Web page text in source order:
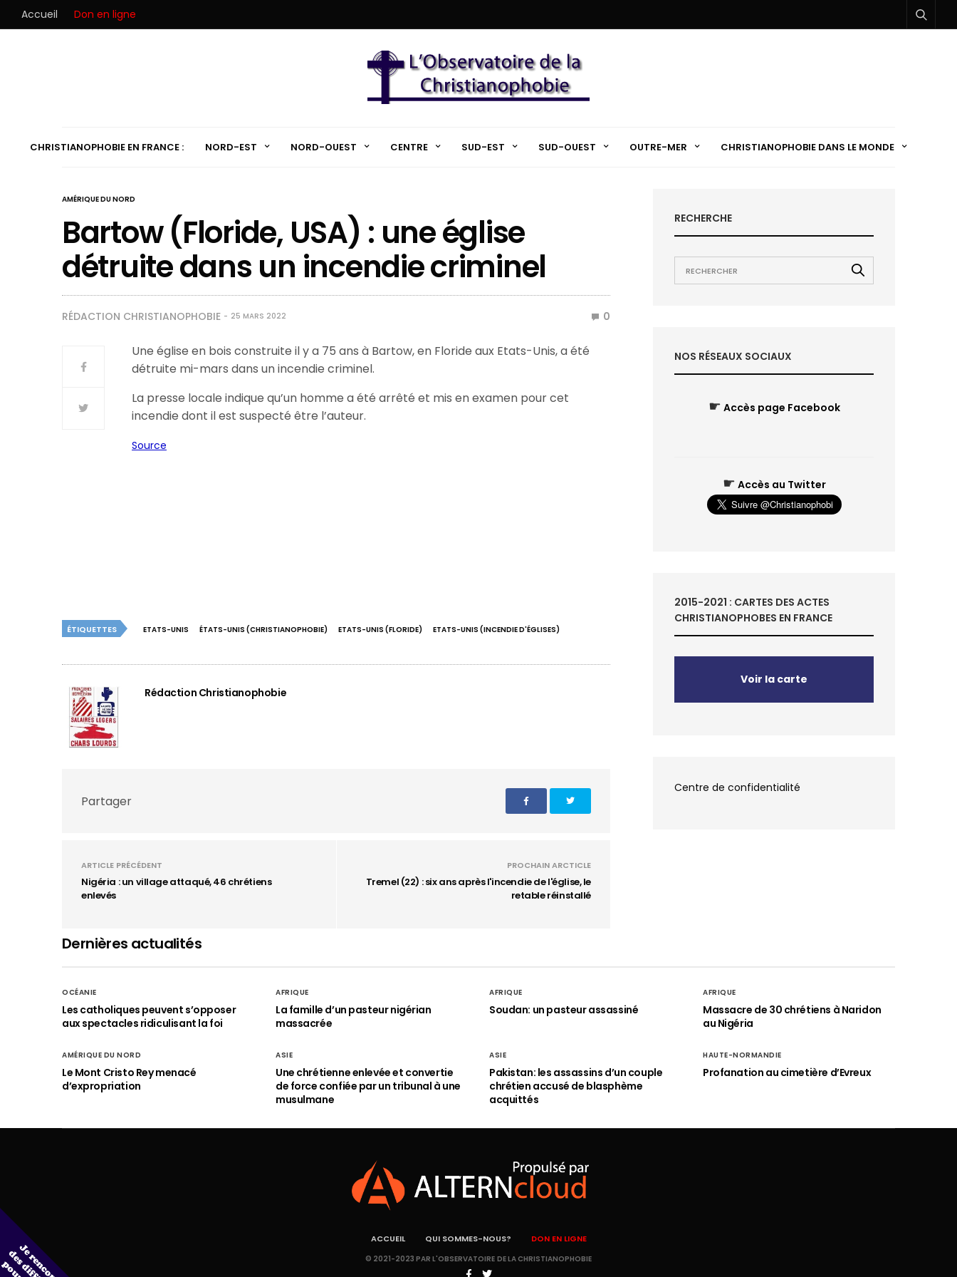
Accueil Don en ligne
CHRISTIANOPHOBIE EN FRANCE : NORD-EST NORD-OUEST CENTRE SUD-EST SUD-OUEST OUTRE-MER CHRISTIANOPHOBIE DANS LE MONDE
AMÉRIQUE DU NORD
Bartow (Floride, USA) : une église
détruite dans un incendie criminel
RÉDACTION CHRISTIANOPHOBIE 25 MARS 2022 0
Une église en bois construite il y a 75 ans à Bartow, en Floride aux Etats-Unis, a été
détruite mi-mars dans un incendie criminel.
La presse locale indique qu’un homme a été arrêté et mis en examen pour cet
incendie dont il est suspecté être l’auteur.
Source
ÉTIQUETTES ETATS-UNIS ÉTATS-UNIS (CHRISTIANOPHOBIE) ETATS-UNIS (FLORIDE) ETATS-UNIS (INCENDIE D'ÉGLISES)
Rédaction Christianophobie
Partager
ARTICLE PRÉCÉDENT
Nigéria : un village attaqué, 46 chrétiens
enlevés
PROCHAIN ARCTICLE
Tremel (22) : six ans après l'incendie de l'église, le
retable réinstallé
RECHERCHE
NOS RÉSEAUX SOCIAUX
☛ Accès page Facebook
☛ Accès au Twitter
2015-2021 : CARTES DES ACTES
CHRISTIANOPHOBES EN FRANCE
Voir la carte
Centre de confidentialité
Dernières actualités
OCÉANIE
Les catholiques peuvent s’opposer
aux spectacles ridiculisant la foi
AFRIQUE
La famille d’un pasteur nigérian
massacrée
AFRIQUE
Soudan: un pasteur assassiné
AFRIQUE
Massacre de 30 chrétiens à Naridon
au Nigéria
AMÉRIQUE DU NORD
Le Mont Cristo Rey menacé
d’expropriation
ASIE
Une chrétienne enlevée et convertie
de force confiée par un tribunal à une
musulmane
ASIE
Pakistan: les assassins d’un couple
chrétien accusé de blasphème
acquittés
HAUTE-NORMANDIE
Profanation au cimetière d’Evreux
ACCUEIL QUI SOMMES-NOUS? DON EN LIGNE
© 2021-2023 PAR L'OBSERVATOIRE DE LA CHRISTIANOPHOBIE